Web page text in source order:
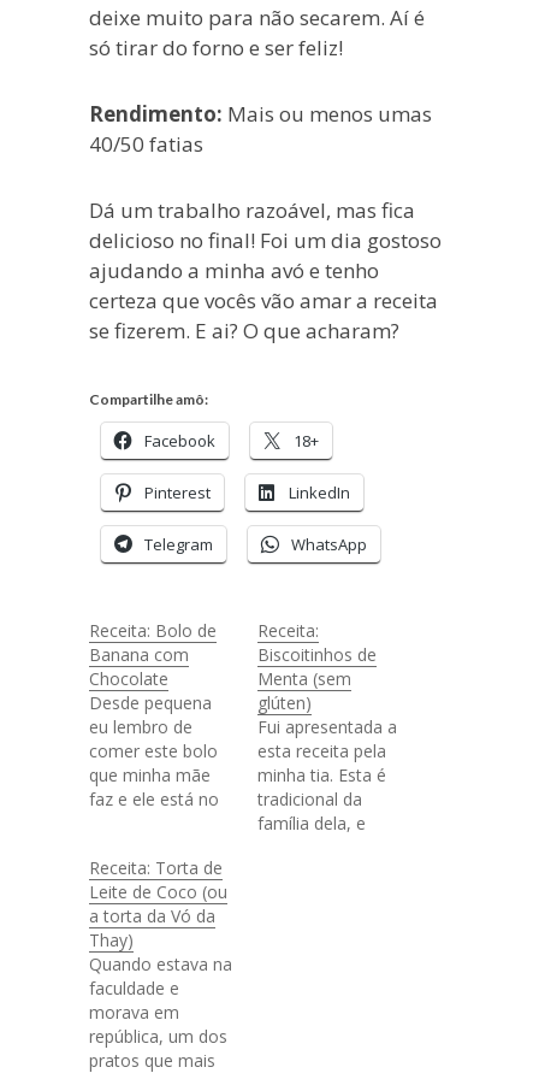
deixe muito para não secarem. Aí é
só tirar do forno e ser feliz!
Rendimento: Mais ou menos umas
40/50 fatias
Dá um trabalho razoável, mas fica
delicioso no final! Foi um dia gostoso
ajudando a minha avó e tenho
certeza que vocês vão amar a receita
se fizerem. E ai? O que acharam?
Compartilhe amô:
Facebook 18+
Pinterest LinkedIn
Telegram WhatsApp
Receita: Bolo de
Banana com
Chocolate
Desde pequena
eu lembro de
comer este bolo
que minha mãe
faz e ele está no
e comer em 2
dias". Então
resolvi trazer pra
vocês esta receita
diliça que vem do
livro de receitas lá
de casa. Ela é
meio diferente,…
Receita:
Biscoitinhos de
Menta (sem
glúten)
Fui apresentada a
esta receita pela
minha tia. Esta é
tradicional da
família dela, e
Receita: Torta de
Leite de Coco (ou
a torta da Vó da
Thay)
Quando estava na
faculdade e
morava em
república, um dos
pratos que mais